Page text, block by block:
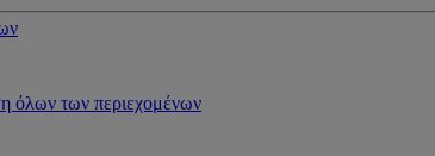
όλων των περιεχομένων